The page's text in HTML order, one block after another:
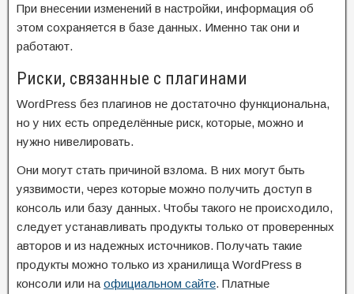
При внесении изменений в настройки, информация об
этом сохраняется в базе данных. Именно так они и
работают.
Риски, связанные с плагинами
WordPress без плагинов не достаточно функциональна,
но у них есть определённые риск, которые, можно и
нужно нивелировать.
Они могут стать причиной взлома. В них могут быть
уязвимости, через которые можно получить доступ в
консоль или базу данных. Чтобы такого не происходило,
следует устанавливать продукты только от проверенных
авторов и из надежных источников. Получать такие
продукты можно только из хранилища WordPress в
консоли или на официальном сайте. Платные